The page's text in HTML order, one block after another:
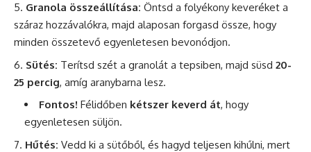
Granola összeállítása: Öntsd a folyékony keveréket a
száraz hozzávalókra, majd alaposan forgasd össze, hogy
minden összetevő egyenletesen bevonódjon.
Sütés: Terítsd szét a granolát a tepsiben, majd süsd 20-
25 percig, amíg aranybarna lesz.
Fontos! Félidőben kétszer keverd át, hogy
egyenletesen süljön.
Hűtés: Vedd ki a sütőből, és hagyd teljesen kihűlni, mert